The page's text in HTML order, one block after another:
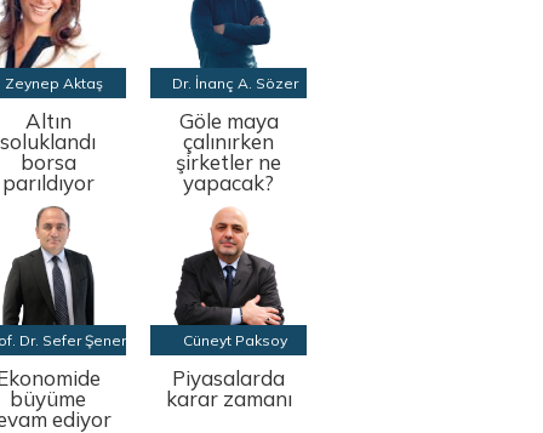
Zeynep Aktaş
Altın
soluklandı
borsa
parıldıyor
Dr. İnanç A. Sözer
Göle maya
çalınırken
şirketler ne
yapacak?
Dr. Sefer Şener
büyüme
ediyor
Cüneyt Paksoy
Piyasalarda
karar zamanı